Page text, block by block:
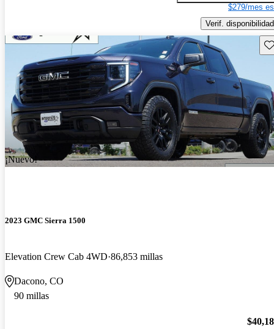
$279/mes
Verif. disponibilidad
¡Nuevo!
2023 GMC Sierra 1500
Elevation Crew Cab 4WD 86,853 millas
Dacono, CO
90 millas